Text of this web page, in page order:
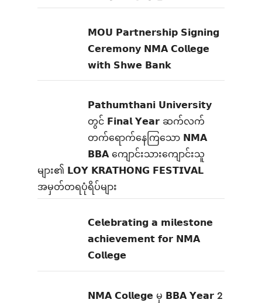
𝗠𝗢𝗨 𝗣𝗮𝗿𝘁𝗻𝗲𝗿𝘀𝗵𝗶𝗽 𝗦𝗶𝗴𝗻𝗶𝗻𝗴
𝗖𝗲𝗿𝗲𝗺𝗼𝗻𝘆 𝗡𝗠𝗔 𝗖𝗼𝗹𝗹𝗲𝗴𝗲
𝘄𝗶𝘁𝗵 𝗦𝗵𝘄𝗲 𝗕𝗮𝗻𝗸
𝗣𝗮𝘁𝗵𝘂𝗺𝘁𝗵𝗮𝗻𝗶 𝗨𝗻𝗶𝘃𝗲𝗿𝘀𝗶𝘁𝘆
တွင် 𝗙𝗶𝗻𝗮𝗹 𝗬𝗲𝗮𝗿 ဆက်လက်
တက်ရောက်နေကြသော 𝗡𝗠𝗔
𝗕𝗕𝗔 ကျောင်းသားကျောင်းသူ
များ၏ 𝗟𝗢𝗬 𝗞𝗥𝗔𝗧𝗛𝗢𝗡𝗚 𝗙𝗘𝗦𝗧𝗜𝗩𝗔𝗟
အမှတ်တရပုံရိပ်များ
𝗖𝗲𝗹𝗲𝗯𝗿𝗮𝘁𝗶𝗻𝗴 𝗮 𝗺𝗶𝗹𝗲𝘀𝘁𝗼𝗻𝗲
𝗮𝗰𝗵𝗶𝗲𝘃𝗲𝗺𝗲𝗻𝘁 𝗳𝗼𝗿 𝗡𝗠𝗔
𝗖𝗼𝗹𝗹𝗲𝗴𝗲
𝗡𝗠𝗔 𝗖𝗼𝗹𝗹𝗲𝗴𝗲 မှ 𝗕𝗕𝗔 𝗬𝗲𝗮𝗿 2